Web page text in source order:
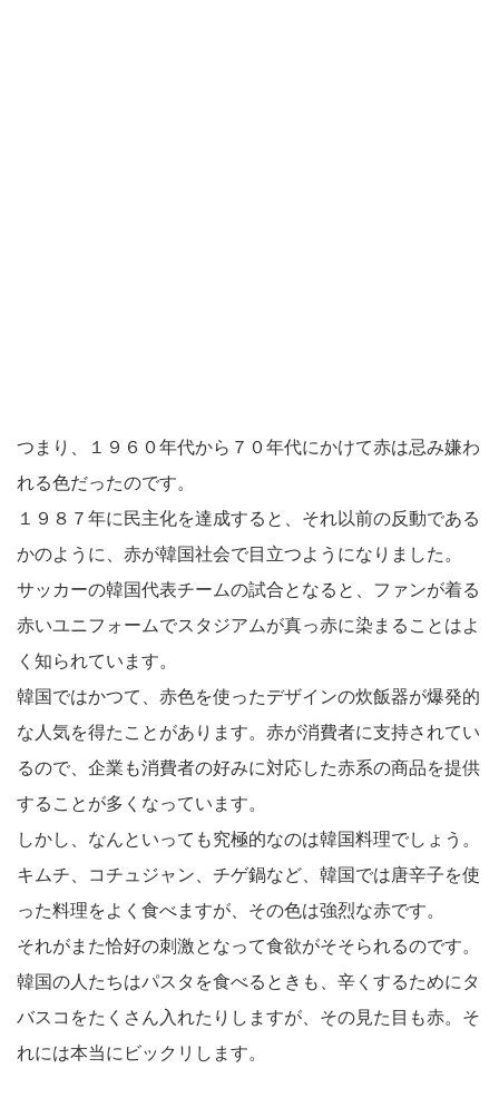
つまり、１９６０年代から７０年代にかけて赤は忌み嫌わ
れる色だったのです。
１９８７年に民主化を達成すると、それ以前の反動である
かのように、赤が韓国社会で目立つようになりました。
サッカーの韓国代表チームの試合となると、ファンが着る
赤いユニフォームでスタジアムが真っ赤に染まることはよ
く知られています。
韓国ではかつて、赤色を使ったデザインの炊飯器が爆発的
な人気を得たことがあります。赤が消費者に支持されてい
るので、企業も消費者の好みに対応した赤系の商品を提供
することが多くなっています。
しかし、なんといっても究極的なのは韓国料理でしょう。
キムチ、コチュジャン、チゲ鍋など、韓国では唐辛子を使
った料理をよく食べますが、その色は強烈な赤です。
それがまた恰好の刺激となって食欲がそそられるのです。
韓国の人たちはパスタを食べるときも、辛くするためにタ
バスコをたくさん入れたりしますが、その見た目も赤。そ
れには本当にビックリします。